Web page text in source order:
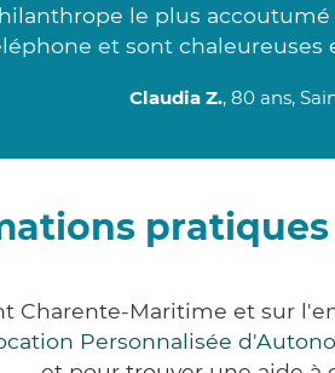
le plus
et sont chaleureuses
Claudia Z., 80 ans,
Maritime et sur
Personnalisée